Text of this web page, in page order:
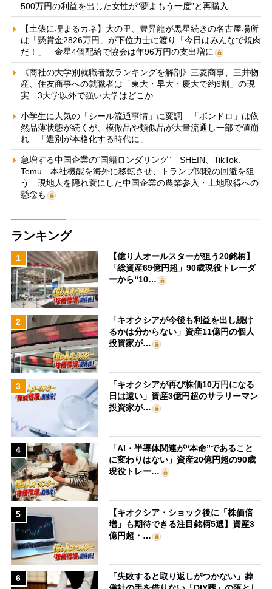
500万円の利益を出した女性が“夢よもう一度”と再購入
【土俵に埋まるカネ】大の里、豊昇龍が黒星続きの名古屋場所
は「懸賞金2826万円」が下位力士に渡り「今日はみんなで焼肉
だ！」 金星4個配給で協会は年96万円の支出増に
《商社の大学別就職者数ランキングを解剖》三菱商事、三井物
産、住友商事への就職者は「東大・早大・慶大で約6割」の現
実 3大学以外で強い大学はどこか
小学生に人気の「シール流通事情」に変調 「ボンドロ」は依
然品薄状態が続くが、模倣品や類似品が大量流通し一部で値崩
れ 「選別が本格化する時代に」
急増する中国企業の“国籍ロンダリング” SHEIN、TikTok、
Temu…本社機能を海外に移転させ、トランプ関税の回避を狙
う 現地人を隠れ蓑にした中国企業の農業参入・土地取得への
懸念も
ランキング
1
【億り人オールスターが狙う20銘柄】
「総資産69億円超」90歳現役トレーダ
ーから“10…
2
「キオクシアが今後も利益を出し続け
るかは分からない」資産11億円の個人
投資家が…
3
「キオクシアが再び株価10万円になる
日は遠い」資産3億円超のサラリーマン
投資家が…
4
「AI・半導体関連が“本命”であること
に変わりはない」資産20億円超の90歳
現役トレー…
5
【キオクシア・ショック後に「株価倍
増」も期待できる注目銘柄5選】資産3
億円超・…
6
「失敗すると取り返しがつかない」葬